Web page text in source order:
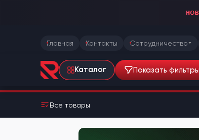
Главная Контакты Сотрудничество
Каталог Показать фильтры
Все товары